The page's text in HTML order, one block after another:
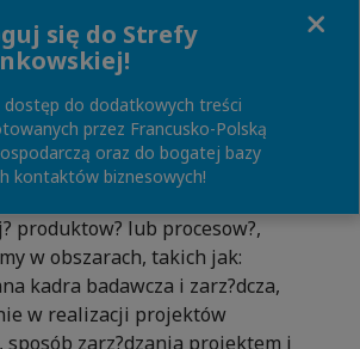
kosztów kwalifikowanych projektu
to 50 mln EUR.
sukcesu:
zawieraj?ca informacje o
projektach badawczych, kończ?cych
produktow? lub procesow?,
w obszarach, takich jak:
kadra badawcza i zarz?dcza,
w realizacji projektów
sposób zarz?dzania projektem i
się do Strefy
dostęp do dodatkowych treści
przez Francusko-Polską
oraz do bogatej bazy
kontaktów biznesowych!